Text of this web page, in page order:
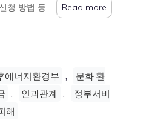
청 방법 등 …
Read more
에너지환경부 ,
문화·환
, 인과관계 ,
정부서비
해